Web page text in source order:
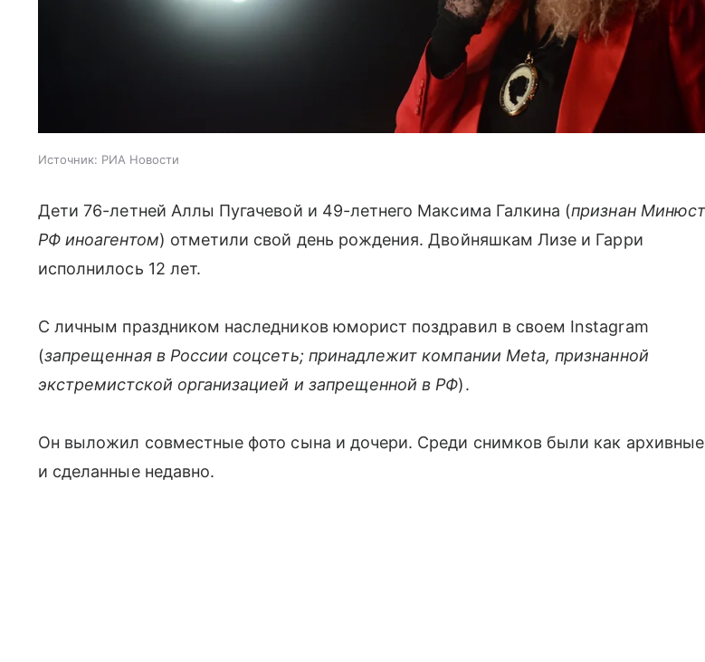
Источник: РИА Новости
Дети 76-летней Аллы Пугачевой и 49-летнего Максима Галкина (признан
РФ иноагентом) отметили свой день рождения. Двойняшкам Лизе и Гарри
исполнилось 12 лет.
С личным праздником наследников юморист поздравил в своем Instagram
(запрещенная в России соцсеть; принадлежит компании Meta, признанной
экстремистской организацией и запрещенной в РФ).
Он выложил совместные фото сына и дочери. Среди снимков были как
и сделанные недавно.